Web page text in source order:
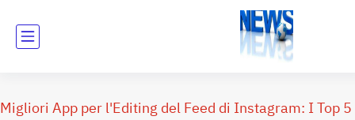
Migliori App per l'Editing del Feed di Instagram: I Top 5